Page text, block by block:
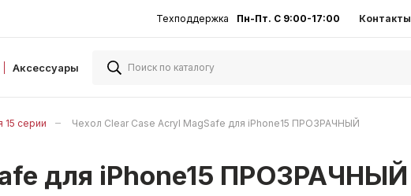
Техподдержка Пн-Пт. С 9:00-17:00 Контакты
Аксессуары
15 серии Чехол Clear Case Acryl MagSafe для iPhone15 ПРОЗРАЧНЫЙ
для iPhone15 ПРОЗРАЧНЫЙ